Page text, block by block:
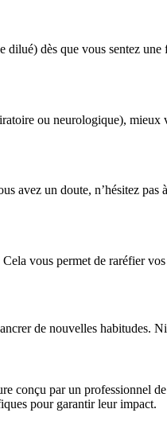
dès que vous sentez
ou neurologique),
avez un doute, n’hésitez
vous permet de raréfier
de nouvelles habitudes.
conçu par un professionnel
pour garantir leur impact.